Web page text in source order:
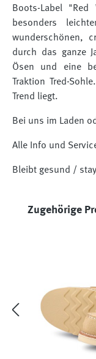
Boots-Label
besonders
wunderschönen,
durch das ganze
Ösen und eine
Traktion Tred-
Trend liegt.
Bei uns im Laden
Alle Info und
Bleibt gesund /
Produktgalerie
Zugehörige